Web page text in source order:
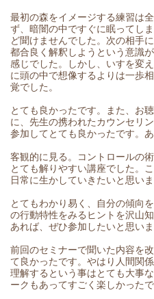
最初の森をイメージする練習は
ず、暗闇の中ですぐに眠ってし
ど聞けませんでした。次の相手
都合良く解釈しようという意識
感じでした。しかし、いすを変
に頭の中で想像するよりは一歩
覚でした。
とても良かったです。また、お
に、先生の携われたカウンセリ
参加してとても良かったです。
客観的に見る。コントロールの
とても解りやすい講座でした。
日常に生かしていきたいと思いま
とてもわかり易く、自分の傾向
の行動特性をみるヒントを沢山
あれば、ぜひ参加したいと思いま
前回のセミナーで聞いた内容を
て良かったです。やはり人間関
理解するという事はとても大事
ークもあってすごく楽しかったで